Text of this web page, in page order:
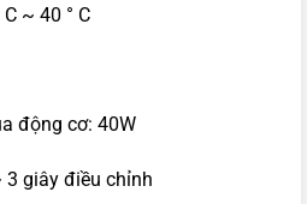
~ 40 ° C
động cơ: 40W
giây điều chỉnh